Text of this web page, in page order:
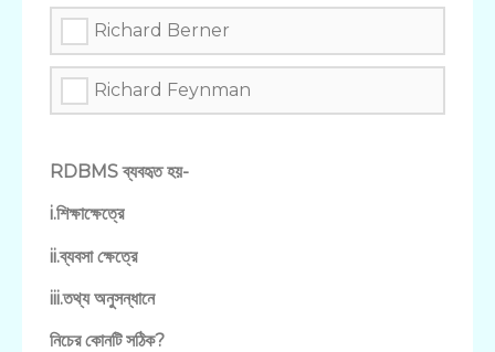
Richard Berner
Richard Feynman
RDBMS ব্যবহৃত হয়-
i.শিক্ষাক্ষেত্রে
ii.ব্যবসা ক্ষেত্রে
iii.তথ্য অনুসন্ধানে
নিচের কোনটি সঠিক?